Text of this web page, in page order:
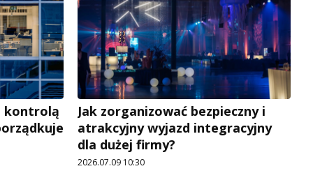
kontrolą
Jak zorganizować bezpieczny i
atrakcyjny wyjazd integracyjny
dla dużej firmy?
2026.07.09 10:30